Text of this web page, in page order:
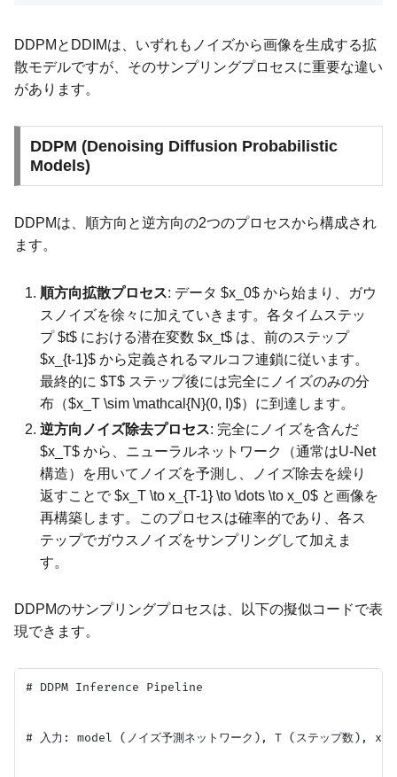
DDPMとDDIMは、いずれもノイズから画像を生成する拡
散モデルですが、そのサンプリングプロセスに重要な違い
があります。
DDPM (Denoising Diffusion Probabilistic
Models)
DDPMは、順方向と逆方向の2つのプロセスから構成され
ます。
順方向拡散プロセス: データ $x_0$ から始まり、ガウ
スノイズを徐々に加えていきます。各タイムステッ
プ $t$ における潜在変数 $x_t$ は、前のステップ
$x_{t-1}$ から定義されるマルコフ連鎖に従います。
最終的に $T$ ステップ後には完全にノイズのみの分
布（$x_T \sim \mathcal{N}(0, I)$）に到達します。
逆方向ノイズ除去プロセス: 完全にノイズを含んだ
$x_T$ から、ニューラルネットワーク（通常はU-Net
構造）を用いてノイズを予測し、ノイズ除去を繰り
返すことで $x_T \to x_{T-1} \to \dots \to x_0$ と画像を
再構築します。このプロセスは確率的であり、各ス
テップでガウスノイズをサンプリングして加えま
す。
DDPMのサンプリングプロセスは、以下の擬似コードで表
現できます。
# DDPM Inference Pipeline
# 入力: model (ノイズ予測ネットワーク), T (ステップ数), x_T